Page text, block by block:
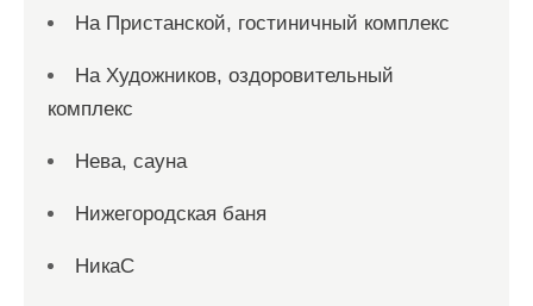
На Пристанской, гостиничный комплекс
На Художников, оздоровительный
комплекс
Нева, сауна
Нижегородская баня
НикаС